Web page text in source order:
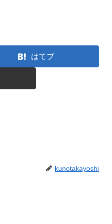
はてブ
kunotakayoshi